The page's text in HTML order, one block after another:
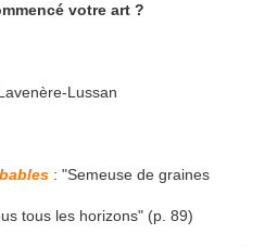
votre art ?
Lussan
: "Semeuse de graines
tous les horizons" (p. 89)